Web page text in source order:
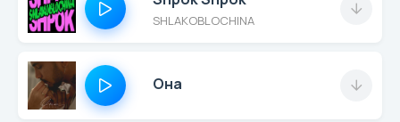
SHLAKOBLOCHINA
Она